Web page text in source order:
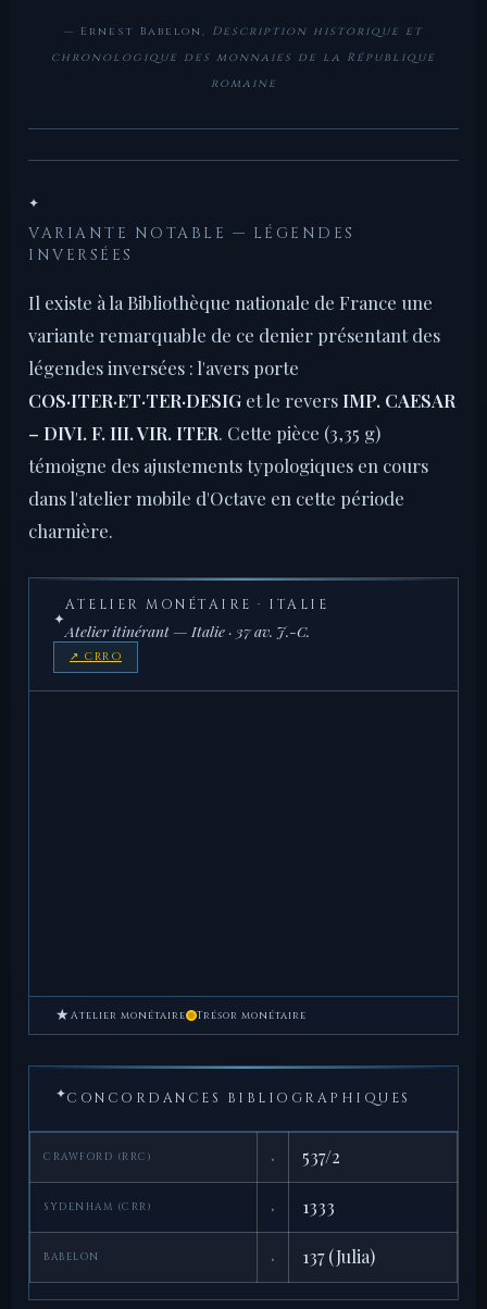
— Ernest Babelon, Description historique et
chronologique des monnaies de la République
romaine
✦
VARIANTE NOTABLE — LÉGENDES
INVERSÉES
Il existe à la Bibliothèque nationale de France une
variante remarquable de ce denier présentant des
légendes inversées : l'avers porte
COS·ITER·ET·TER·DESIG et le revers IMP. CAESAR
– DIVI. F. III. VIR. ITER. Cette pièce (3,35 g)
témoigne des ajustements typologiques en cours
dans l'atelier mobile d'Octave en cette période
charnière.
✦
ATELIER MONÉTAIRE · ITALIE
Atelier itinérant — Italie · 37 av. J.-C.
↗ CRRO
★ Atelier monétaire Trésor monétaire
✦CONCORDANCES BIBLIOGRAPHIQUES
CRAWFORD (RRC) · 537/2
SYDENHAM (CRR) · 1333
BABELON · 137 (Julia)